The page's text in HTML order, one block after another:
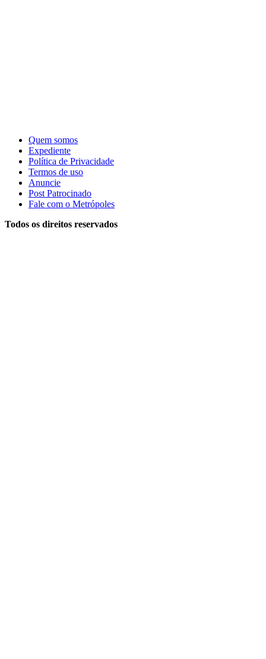
Quem somos
Expediente
Política de Privacidade
Termos de uso
Anuncie
Post Patrocinado
Fale com o Metrópoles
Todos os direitos reservados